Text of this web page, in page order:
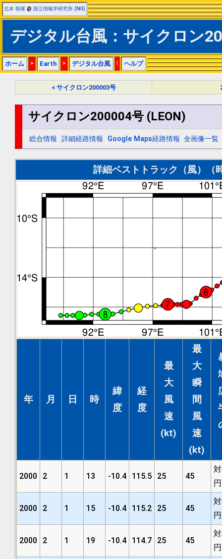
北本 朝展 @ 国立情報学研究所 (NII)
デジタル台風：サイクロン
ホーム > Earth > デジタル台風 | ヘルプ
< サイクロン200003号
サイクロン200004号 (LEON)
総合情報 詳細経路情報 Google Maps経路情報 全画像一覧
詳細ベストトラック（風）（
年 月 日 時
緯
度
経
度
最
大
風
速
(kt)
最
大
瞬
間
風
速
(kt)
2000 2 1 13 -10.4 115.5 25 45
円
2000 2 1 15 -10.4 115.2 25 45
円
2000 2 1 19 -10.4 114.7 25 45
円